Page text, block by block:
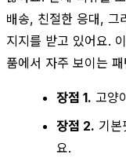
배송, 친절한 응대, 그
지지를 받고 있어요.
품에서 자주 보이는
장점 1. 고양
장점 2. 기본
요.